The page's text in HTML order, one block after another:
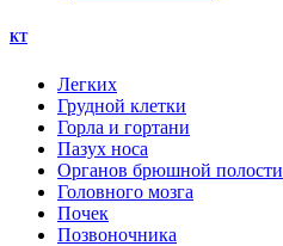
КТ
Легких
Грудной клетки
Горла и гортани
Пазух носа
Органов брюшной полости
Головного мозга
Почек
Позвоночника